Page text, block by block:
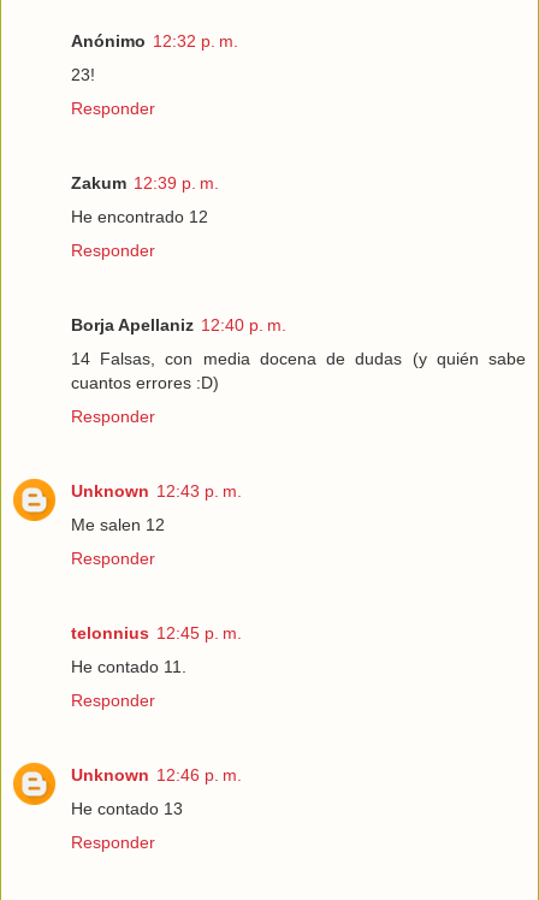
Anónimo 12:32 p. m.
23!
Responder
Zakum 12:39 p. m.
He encontrado 12
Responder
Borja Apellaniz 12:40 p. m.
14 Falsas, con media docena de dudas (y quién sabe
cuantos errores :D)
Responder
Unknown 12:43 p. m.
Me salen 12
Responder
telonnius 12:45 p. m.
He contado 11.
Responder
Unknown 12:46 p. m.
He contado 13
Responder